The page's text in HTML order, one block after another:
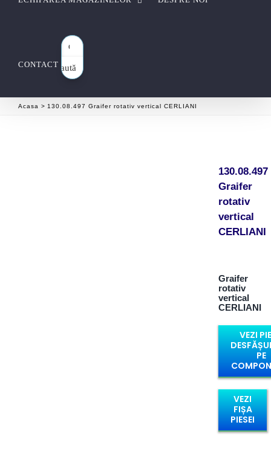
CONTACTCaută
Acasa 130.08.497 Graifer rotativ vertical CERLIANI
130.08.497
Graifer
rotativ
vertical
CERLIANI
Graifer
rotativ
vertical
CERLIANI
VEZI
PE
VEZI
FIȘA
PIESEI